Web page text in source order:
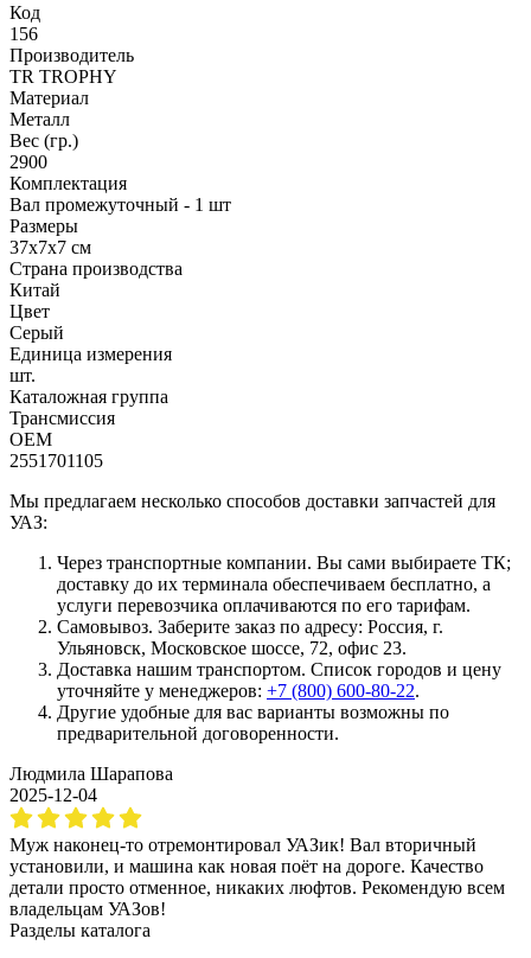
Код
156
Производитель
TR TROPHY
Материал
Металл
Вес (гр.)
2900
Комплектация
Вал промежуточный - 1 шт
Размеры
37х7х7 см
Страна производства
Китай
Цвет
Серый
Единица измерения
шт.
Каталожная группа
Трансмиссия
OEM
2551701105
Мы предлагаем несколько способов доставки запчастей для
УАЗ:
Через транспортные компании. Вы сами выбираете ТК;
доставку до их терминала обеспечиваем бесплатно, а
услуги перевозчика оплачиваются по его тарифам.
Самовывоз. Заберите заказ по адресу: Россия, г.
Ульяновск, Московское шоссе, 72, офис 23.
Доставка нашим транспортом. Список городов и цену
уточняйте у менеджеров: +7 (800) 600-80-22.
Другие удобные для вас варианты возможны по
предварительной договоренности.
Людмила Шарапова
2025-12-04
Муж наконец-то отремонтировал УАЗик! Вал вторичный
установили, и машина как новая поёт на дороге. Качество
детали просто отменное, никаких люфтов. Рекомендую всем
владельцам УАЗов!
Разделы каталога